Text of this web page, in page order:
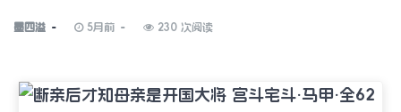
墨四溢 5月前 230 次阅读